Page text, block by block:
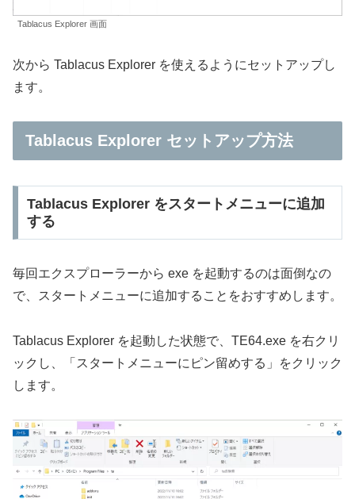
Tablacus Explorer 画面
次から Tablacus Explorer を使えるようにセットアップし
ます。
Tablacus Explorer セットアップ方法
Tablacus Explorer をスタートメニューに追加
する
毎回エクスプローラーから exe を起動するのは面倒なの
で、スタートメニューに追加することをおすすめします。
Tablacus Explorer を起動した状態で、TE64.exe を右クリ
ックし、「スタートメニューにピン留めする」をクリック
します。